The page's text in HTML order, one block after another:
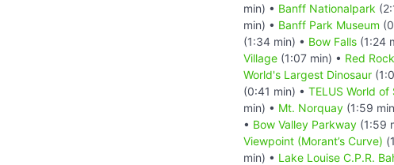
min) • Banff Nationalpark
min) • Banff Park Museum
(1:34 min) • Bow Falls (1:24
Village (1:07 min) • Red
World's Largest Dinosaur
(0:41 min) • TELUS World of
min) • Mt. Norquay (1:59
• Bow Valley Parkway (1:59
Viewpoint (Morant’s Curve)
min) • Lake Louise C.P.R.